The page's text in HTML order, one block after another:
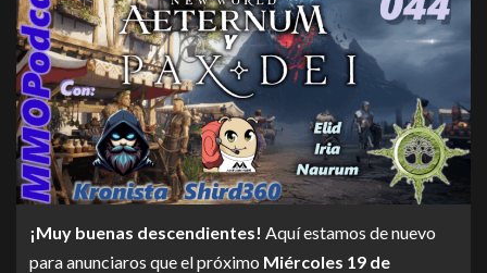
¡Muy buenas descendientes! Aquí estamos de nuevo
para anunciaros que el próximo Miércoles 19 de